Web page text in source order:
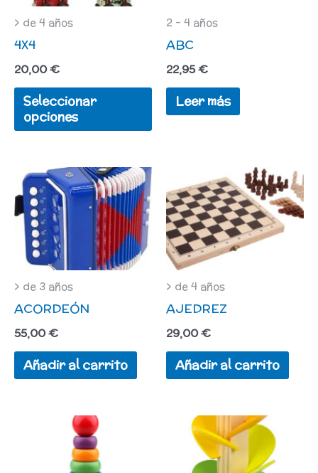
> de 4 años
4X4
20,00€
Seleccionar
opciones
Las
opciones
pueden
elegir
en
página
de
producto
2 - 4 años
ABC
22,95€
Leer más
> de 3 años
ACORDEÓN
55,00€
Añadir al carrito
> de 4 años
AJEDREZ
29,00€
Añadir al carrito